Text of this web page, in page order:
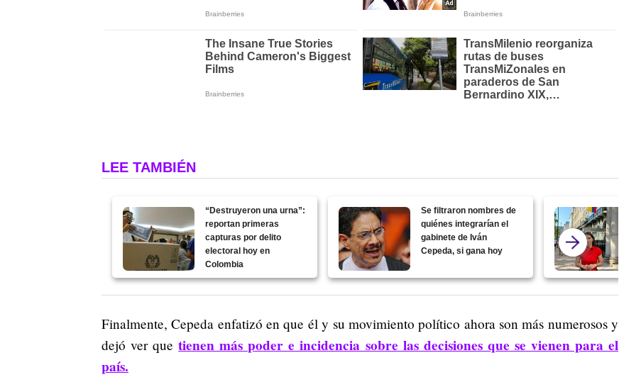
LEE TAMBIÉN
“Destruyeron una urna”:
reportan primeras
capturas por delito
electoral hoy en
Colombia
Se filtraron nombres de
quiénes integrarían el
gabinete de Iván
Cepeda, si gana hoy
Finalmente, Cepeda enfatizó en que él y su movimiento político ahora son más numerosos y
dejó ver quetienen más poder e incidencia sobre las decisiones que se vienen para el
país.